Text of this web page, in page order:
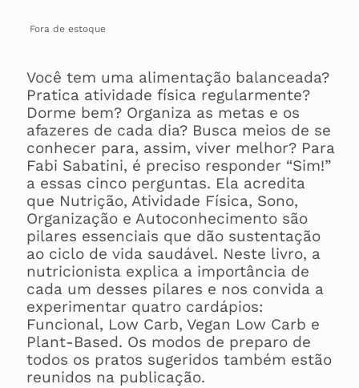
Fora de estoque
Você tem uma alimentação balanceada?
Pratica atividade física regularmente?
Dorme bem? Organiza as metas e os
afazeres de cada dia? Busca meios de se
conhecer para, assim, viver melhor? Para
Fabi Sabatini, é preciso responder “Sim!”
a essas cinco perguntas. Ela acredita
que Nutrição, Atividade Física, Sono,
Organização e Autoconhecimento são
pilares essenciais que dão sustentação
ao ciclo de vida saudável. Neste livro, a
nutricionista explica a importância de
cada um desses pilares e nos convida a
experimentar quatro cardápios:
Funcional, Low Carb, Vegan Low Carb e
Plant-Based. Os modos de preparo de
todos os pratos sugeridos também estão
reunidos na publicação.